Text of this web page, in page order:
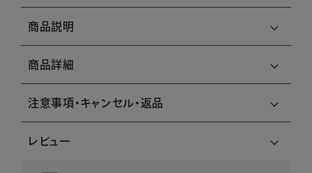
商品説明
商品詳細
注意事項・キャンセル・返品
レビュー